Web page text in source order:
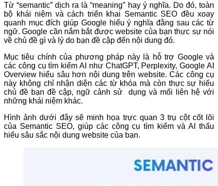
Từ “semantic” dịch ra là “meaning” hay ý nghĩa. Do đó, toàn
bộ khái niệm và cách triển khai Semantic SEO đều xoay
quanh mục đích giúp Google hiểu ý nghĩa đằng sau các từ
ngữ. Google cần nắm bắt được website của bạn thực sự nói
về chủ đề gì và lý do bạn đề cập đến nội dung đó.
Mục tiêu chính của phương pháp này là hỗ trợ Google và
các công cụ tìm kiếm AI như ChatGPT, Perplexity, Google AI
Overview hiểu sâu hơn nội dung trên website. Các công cụ
này không chỉ nhận diện các từ khóa mà còn thực sự hiểu
chủ đề bạn đề cập, ngữ cảnh sử dụng và mối liên hệ với
những khái niệm khác.
Hình ảnh dưới đây sẽ minh họa trực quan 3 trụ cột cốt lõi
của Semantic SEO, giúp các công cụ tìm kiếm và AI thấu
hiểu sâu sắc nội dung website của bạn.